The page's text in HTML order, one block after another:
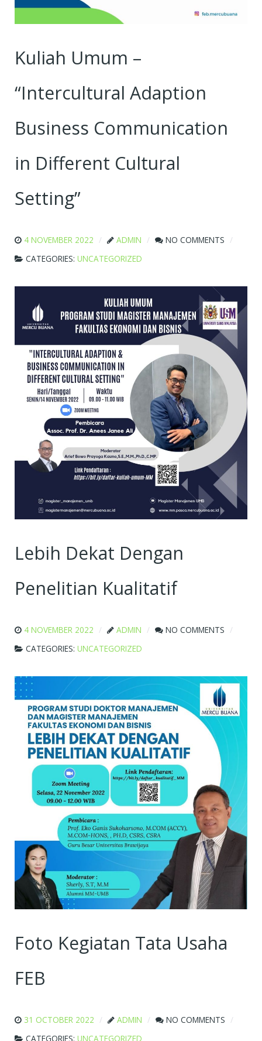
Kuliah Umum –
“Intercultural Adaption
Business Communication
in Different Cultural
Setting”
4 NOVEMBER 2022 ADMIN
NO COMMENTS
CATEGORIES: UNCATEGORIZED
Lebih Dekat Dengan
Penelitian Kualitatif
4 NOVEMBER 2022 ADMIN
NO COMMENTS
CATEGORIES: UNCATEGORIZED
Foto Kegiatan Tata Usaha
FEB
31 OCTOBER 2022 ADMIN
NO COMMENTS
CATEGORIES: UNCATEGORIZED